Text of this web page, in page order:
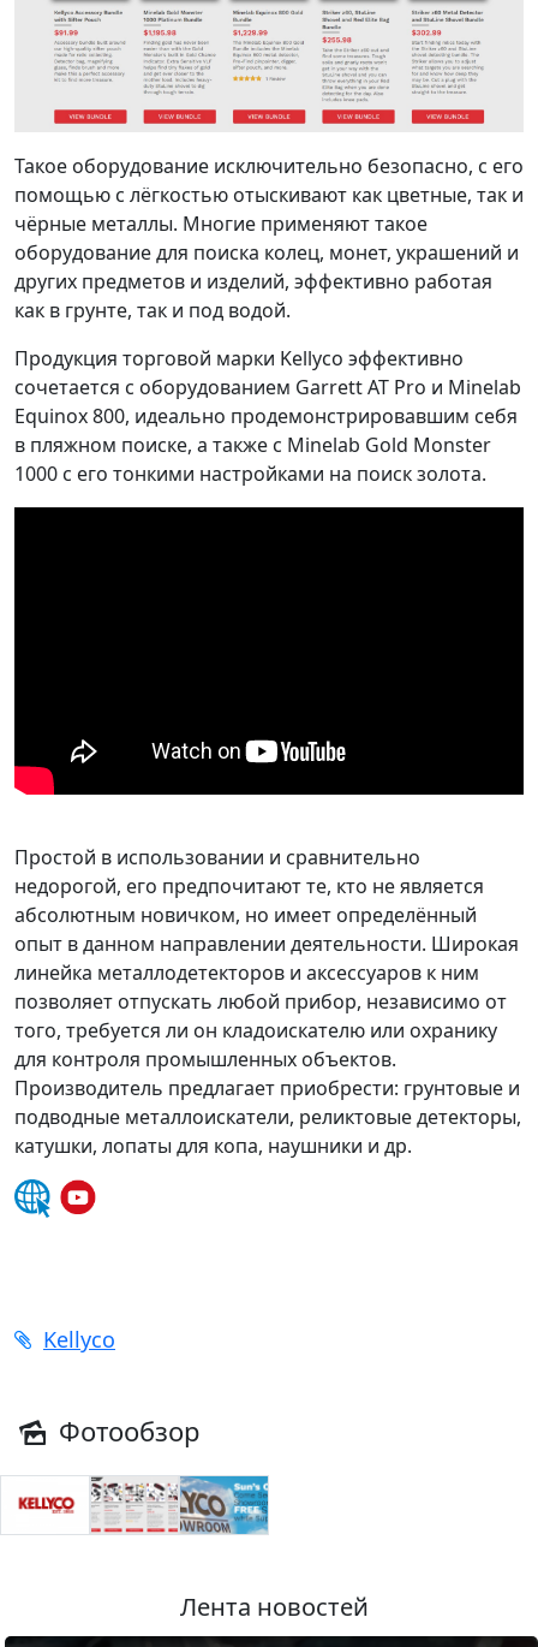
Такое оборудование исключительно безопасно, с его
помощью с лёгкостью отыскивают как цветные, так и
чёрные металлы. Многие применяют такое
оборудование для поиска колец, монет, украшений и
других предметов и изделий, эффективно работая
как в грунте, так и под водой.
Продукция торговой марки Kellyco эффективно
сочетается с оборудованием Garrett AT Pro и Minelab
Equinox 800, идеально продемонстрировавшим себя
в пляжном поиске, а также с Minelab Gold Monster
1000 с его тонкими настройками на поиск золота.
Простой в использовании и сравнительно
недорогой, его предпочитают те, кто не является
абсолютным новичком, но имеет определённый
опыт в данном направлении деятельности. Широкая
линейка металлодетекторов и аксессуаров к ним
позволяет отпускать любой прибор, независимо от
того, требуется ли он кладоискателю или охранику
для контроля промышленных объектов.
Производитель предлагает приобрести: грунтовые и
подводные металлоискатели, реликтовые детекторы,
катушки, лопаты для копа, наушники и др.
Kellyco
Фотообзор
Лента новостей